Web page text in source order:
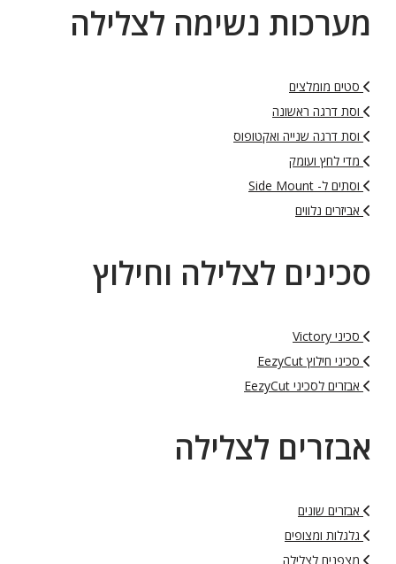
מערכות נשימה לצלילה
סטים מומלצים
וסת דרגה ראשונה
וסת דרגה שנייה ואקטופוס
מדי לחץ ועומק
וסתים ל- Side Mount
אביזרים נלווים
סכינים לצלילה וחילוץ
סכיני Victory
סכיני חילוץ EezyCut
אבזרים לסכיני EezyCut
אבזרים לצלילה
אבזרים שונים
גלגלות ומצופים
מצפנים לצלילה